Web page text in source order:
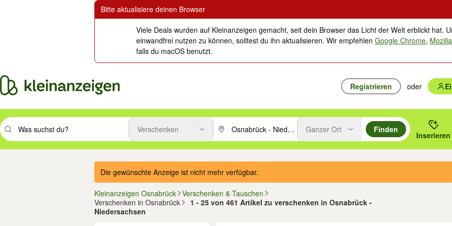
Bitte aktualisiere deinen Browser
Viele Deals wurden auf Kleinanzeigen gemacht, seit dein Browser das Licht der Welt erblickt hat.
einwandfrei nutzen zu können, solltest du ihn aktualisieren. Wir empfehlenGoogle Chrome,
falls du macOS benutzt.
Registrieren oder
Suchbegriff eingeben. Eingabetaste drücken um zu suchen, oder Vorschläge mit den Pfeiltasten nach oben/unten durchsuchen und mit
Verschenken PLZ oder Ort eingeben. Eingabetaste drücken um zu suchen, oder
Ganzer Ort
Finden
Inserieren
Die gewünschte Anzeige ist nicht mehr verfügbar.
Kleinanzeigen Osnabrück Verschenken & Tauschen
Verschenken in Osnabrück
1 - 25 von 461 Artikel zu verschenken in Osnabrück -
Niedersachsen